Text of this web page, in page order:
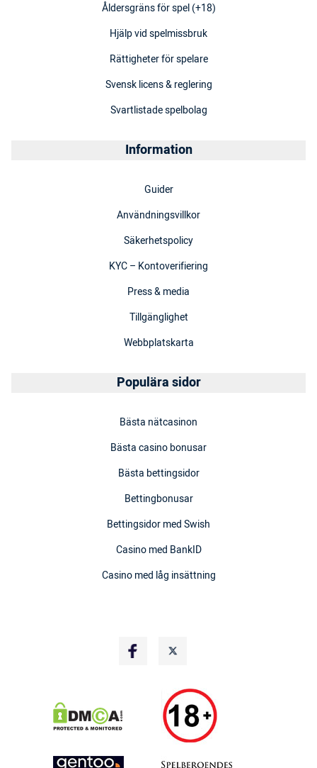
Åldersgräns för spel (+18)
Hjälp vid spelmissbruk
Rättigheter för spelare
Svensk licens & reglering
Svartlistade spelbolag
Information
Guider
Användningsvillkor
Säkerhetspolicy
KYC – Kontoverifiering
Press & media
Tillgänglighet
Webbplatskarta
Populära sidor
Bästa nätcasinon
Bästa casino bonusar
Bästa bettingsidor
Bettingbonusar
Bettingsidor med Swish
Casino med BankID
Casino med låg insättning